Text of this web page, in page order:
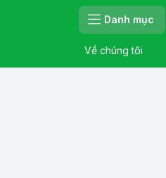
Danh mục
Về chúng tôi